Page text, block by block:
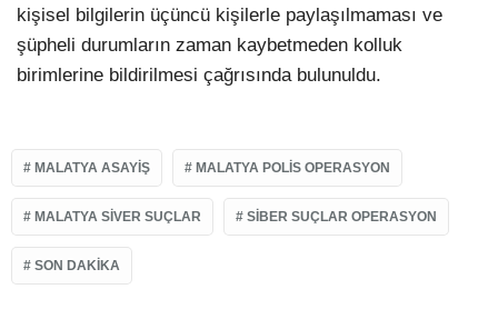
kişisel bilgilerin üçüncü kişilerle paylaşılmaması ve
şüpheli durumların zaman kaybetmeden kolluk
birimlerine bildirilmesi çağrısında bulunuldu.
MALATYA ASAYIŞ MALATYA POLIS OPERASYON
MALATYA SIVER SUÇLAR SIBER SUÇLAR OPERASYON
SON DAKIKA